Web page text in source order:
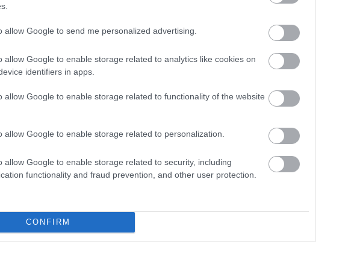
allow Google to send me personalized advertising.
allow Google to enable storage related to analytics like cookies on
identifiers in apps.
allow Google to enable storage related to functionality of the website
allow Google to enable storage related to personalization.
allow Google to enable storage related to security, including
functionality and fraud prevention, and other user protection.
CONFIRM
pénznyelője?
100 millió forintos nagyságrenddel a
A német multicég számára a
részben a magyar adófizetők pénzéből
mikor kezdi meg működését, azt valójában
hogy a kormány és a város semmilyen
Ennek nyilván örülnek a Fidesz kedvenc
mindazok, akiknek a kormány idén azt
van, erre sajnos nem jut most pénz”. Mert a
és Mészárosék hizlalására úgy tűnik, mindig